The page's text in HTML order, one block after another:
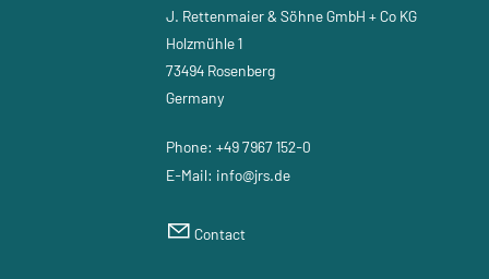
J. Rettenmaier & Söhne GmbH + Co KG
Holzmühle 1
73494 Rosenberg
Germany
Phone: +49 7967 152-0
E-Mail: nf jrs d
Contact